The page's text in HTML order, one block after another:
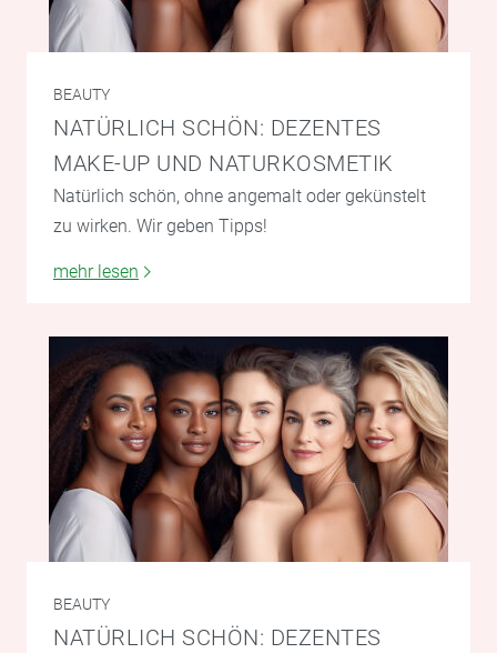
BEAUTY
NATÜRLICH SCHÖN: DEZENTES
MAKE-UP UND NATURKOSMETIK
Natürlich schön, ohne angemalt oder gekünstelt
zu wirken. Wir geben Tipps!
mehr lesen
BEAUTY
NATÜRLICH SCHÖN: DEZENTES